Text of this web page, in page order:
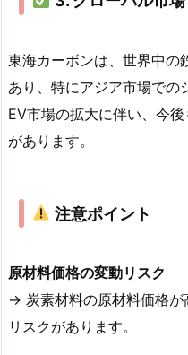
東海カーボンは、世界中の
あり、特にアジア市場での
EV市場の拡大に伴い、今
があります。
注意ポイント
原材料価格の変動リスク
→ 炭素材料の原材料価格が
リスクがあります。